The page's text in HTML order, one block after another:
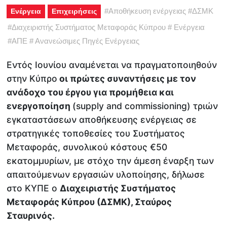
Ενέργεια Επιχειρήσεις #Αποθήκευση ενέργειας #ΔΣΜΚ
#Διαχειριστής Συστήματος Μεταφοράς Κύπρου # Ενέργεια
#ΑΠΕ #Ανανεώσιμες Πηγές Ενέργειας
Εντός Ιουνίου αναμένεται να πραγματοποιηθούν
στην Κύπρο οι πρώτες συναντήσεις με τον
ανάδοχο του έργου για προμήθεια και
ενεργοποίηση (supply and commissioning) τριών
εγκαταστάσεων αποθήκευσης ενέργειας σε
στρατηγικές τοποθεσίες του Συστήματος
Μεταφοράς, συνολικού κόστους €50
εκατομμυρίων, με στόχο την άμεση έναρξη των
απαιτούμενων εργασιών υλοποίησης, δήλωσε
στο ΚΥΠΕ ο Διαχειριστής Συστήματος
Μεταφοράς Κύπρου (ΔΣΜΚ), Σταύρος
Σταυρινός.